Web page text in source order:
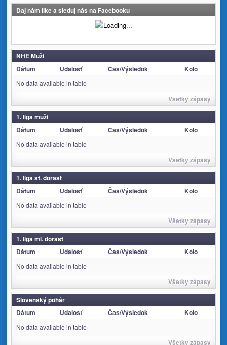
Daj nám like a sleduj nás na Facebooku
NHE Muži
Dátum
Udalosť Čas/Výsledok Kolo
No data available in table
Všetky zápasy
1. liga muži
Dátum
Udalosť Čas/Výsledok Kolo
No data available in table
Všetky zápasy
1. liga st. dorast
Dátum
Udalosť Čas/Výsledok Kolo
No data available in table
Všetky zápasy
1. liga ml. dorast
Dátum
Udalosť Čas/Výsledok Kolo
No data available in table
Všetky zápasy
Slovenský pohár
Dátum
Udalosť Čas/Výsledok Kolo
No data available in table
Všetky zápasy